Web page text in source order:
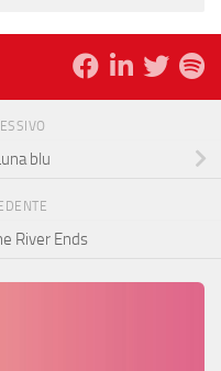
blu
River Ends